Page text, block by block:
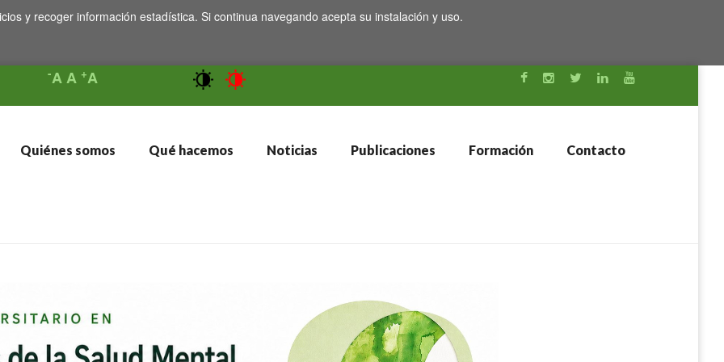
y recoger información estadística. Si continua navegando acepta su instalación y uso.
-AA +A
Quiénes somos Qué hacemos Noticias Publicaciones Formación Contacto